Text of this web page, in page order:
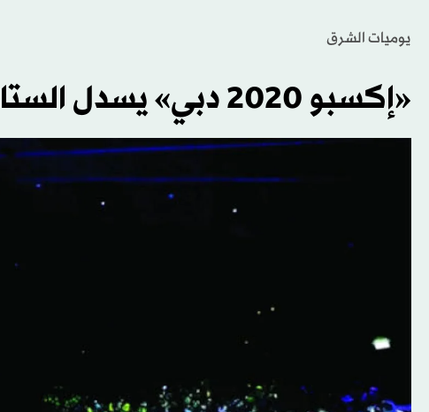
يوميات الشرق
«إكسبو 2020 دبي» يسدل الستار على فعالياته بـ23 مليون زائر